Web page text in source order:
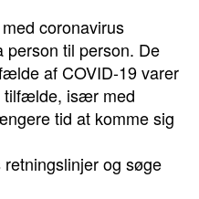
coronavirus
person til person. De
af COVID-19 varer
tilfælde, især med
tid at komme sig
og søge